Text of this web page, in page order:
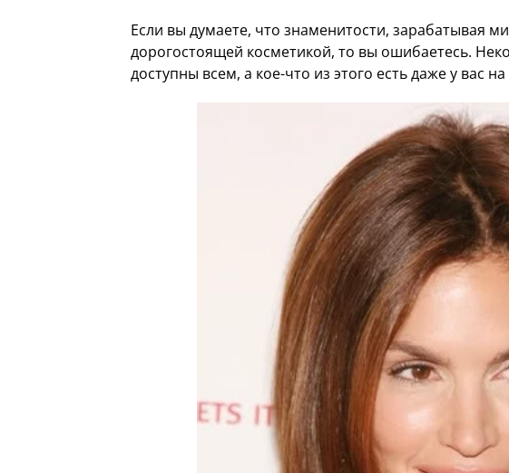
Если вы думаете, что знаменитости, зарабатывая
дорогостоящей косметикой, то вы ошибаетесь.
доступны всем, а кое-что из этого есть даже у вас на